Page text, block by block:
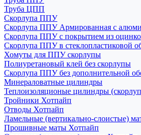
Труба ЦПП
Скорлупа ППУ
Скорлупа ППУ Армированная с
Скорлупа ППУ с покрытием из
Скорлупа ППУ в стеклопластиковой
Хомуты для ППУ скорлупы
Полиуретановый клей без скорлупы
Скорлупа ППУ без дополнительной
Минераловатные цилиндры
Теплоизоляционые цилиндры
Тройники Хотпайп
Отводы Хотпайп
Ламельные (вертикально-слоистые)
Прошивные маты Хотпайп